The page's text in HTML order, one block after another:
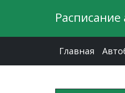
Расписание
Главная